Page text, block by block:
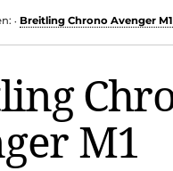
• Breitling Chrono Avenger M1
M1